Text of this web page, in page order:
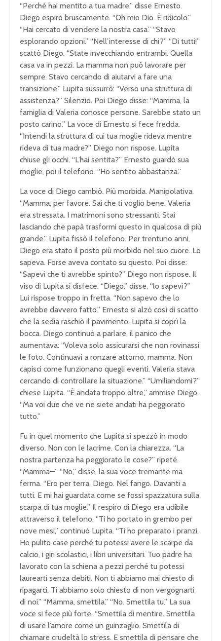
“Perché hai mentito a tua madre,” disse Ernesto.
Diego espirò bruscamente. “Oh mio Dio. È ridicolo.”
“Hai cercato di vendere la nostra casa.” “Stavo
esplorando opzioni.” “Nell’interesse di chi?” “Di tutti!”
scattò Diego. “State invecchiando entrambi. Quella
casa va in pezzi. La mamma non può lavorare per
sempre. Stavo cercando di aiutarvi a fare una
transizione.” Lupita sussurrò: “Verso una struttura di
assistenza?” Silenzio. Poi Diego disse: “Mamma, la
famiglia di Valeria conosce persone. Sarebbe stato un
posto carino.” La voce di Ernesto si fece fredda.
“Intendi la struttura di cui tua moglie rideva mentre
rideva di tua madre?” Diego non rispose. Lupita
chiuse gli occhi. “L’hai sentita?” Ernesto guardò sua
moglie, poi il telefono. “Ho sentito abbastanza.”
La voce di Diego cambiò. Più morbida. Manipolativa.
“Mamma, per favore. Sai che ti voglio bene. Valeria
era stressata. I matrimoni sono stressanti. Stai
lasciando che papà trasformi questo in qualcosa di più
grande.” Lupita fissò il telefono. Per trentuno anni,
Diego era stato il posto più morbido nel suo cuore. Lo
sapeva. Forse aveva contato su questo. Poi disse:
“Sapevi che ti avrebbe spinto?” Diego non rispose. Il
viso di Lupita si disfece. “Diego,” disse, “lo sapevi?”
Lui rispose troppo in fretta. “Non sapevo che lo
avrebbe davvero fatto.” Ernesto si alzò così di scatto
che la sedia raschiò il pavimento. Lupita si coprì la
bocca. Diego continuò a parlare, il panico che
aumentava: “Voleva solo assicurarsi che non rovinassi
le foto. Continuavi a ronzare attorno, mamma. Non
capisci come funzionano quegli eventi. Valeria stava
cercando di controllare la situazione.” “Umiliandomi?”
chiese Lupita. “È andata troppo oltre,” ammise Diego.
“Ma voi due che ve ne siete andati ha peggiorato
tutto.”
Fu in quel momento che Lupita si spezzò in modo
diverso. Non con le lacrime. Con la chiarezza. “La
nostra partenza ha peggiorato le cose?” ripeté.
“Mamma—” “No,” disse, la sua voce tremante ma
ferma. “Ero per terra, Diego. Nel fango. Davanti a
tutti. E mi hai guardata come se fossi spazzatura sulla
scarpa di tua moglie.” Il respiro di Diego era udibile
attraverso il telefono. “Ti ho portato in grembo per
nove mesi,” continuò Lupita. “Ti ho preparato i pranzi.
Ho pulito case perché tu potessi avere le scarpe da
calcio, i giri scolastici, i libri universitari. Tuo padre ha
lavorato con la schiena a pezzi perché tu potessi
laurearti senza debiti. Non ti abbiamo mai chiesto di
ripagarci. Ti abbiamo solo chiesto di non vergognarti
di noi.” “Mamma, smettila.” “No. Smettila tu.” La sua
voce si fece più forte. “Smettila di mentire. Smettila
di usare l’amore come un guinzaglio. Smettila di
chiamare crudeltà lo stress. E smettila di pensare che